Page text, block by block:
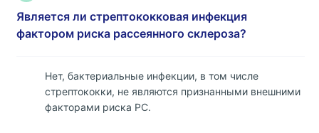
Является ли стрептококковая инфекция
фактором риска рассеянного склероза?
Нет, бактериальные инфекции, в том числе
стрептококки, не являются признанными внешними
факторами риска РС.